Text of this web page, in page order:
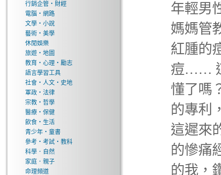
行銷企管‧財經
電腦‧網路
文學‧小說
藝術‧美學
休閒娛樂
旅遊‧地圖
教育‧心理‧勵志
語言學習工具
社會‧人文‧史地
軍政‧法律
宗教‧哲學
醫療‧保健
飲食‧生活
青少年‧童書
參考‧考試‧教科
科學．自然
家庭．親子
命理頻道
年輕男
媽媽管
紅腫的
痘……
懂了嗎
的專利
這遲來
的慘痛
的我，